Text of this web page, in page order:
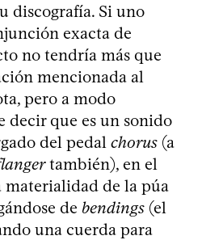
discografía. Si uno
exacta de
no tendría más que
mencionada al
pero a modo
decir que es un sonido
del pedal chorus (a
también), en el
materialidad de la púa
de bendings (el
una cuerda para